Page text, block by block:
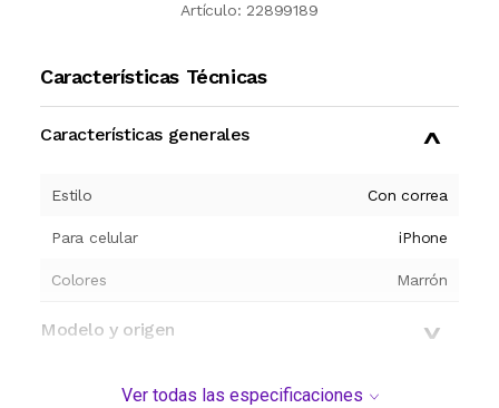
Artículo: 22899189
Características Técnicas
Características generales
Estilo Con correa
Para celular iPhone
Colores Marrón
Modelo y origen
Ver todas las especificaciones